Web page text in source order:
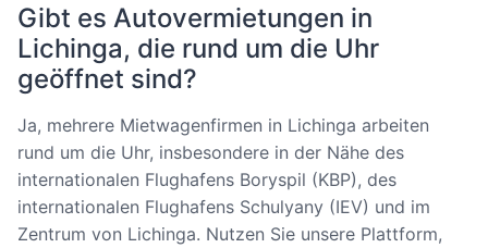
Gibt es Autovermietungen in
Lichinga, die rund um die Uhr
geöffnet sind?
Ja, mehrere Mietwagenfirmen in Lichinga arbeiten
rund um die Uhr, insbesondere in der Nähe des
internationalen Flughafens Boryspil (KBP), des
internationalen Flughafens Schulyany (IEV) und im
Zentrum von Lichinga. Nutzen Sie unsere Plattform,